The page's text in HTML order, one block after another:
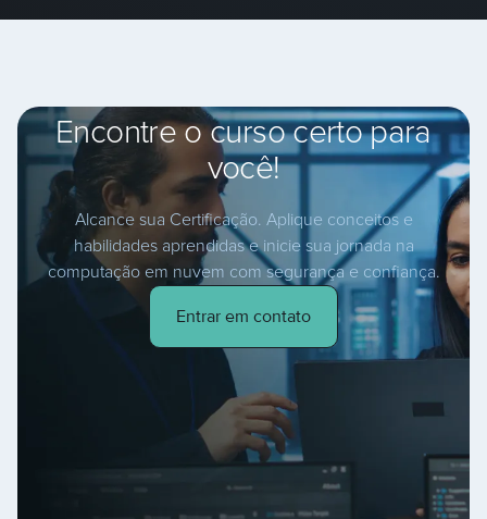
Encontre o curso certo para
você!
Alcance sua Certificação. Aplique conceitos e
habilidades aprendidas e inicie sua jornada na
computação em nuvem com segurança e confiança.
Entrar em contato